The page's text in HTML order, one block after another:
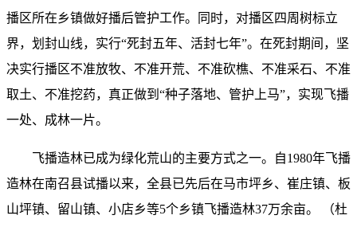
播区所在乡镇做好播后管护工作。同时，对播区四周树标立
界，划封山线，实行“死封五年、活封七年”。在死封期间，坚
决实行播区不准放牧、不准开荒、不准砍樵、不准采石、不准
取土、不准挖药，真正做到“种子落地、管护上马”，实现飞播
一处、成林一片。
飞播造林已成为绿化荒山的主要方式之一。自1980年飞播
造林在南召县试播以来，全县已先后在马市坪乡、崔庄镇、板
山坪镇、留山镇、小店乡等5个乡镇飞播造林37万余亩。 （杜